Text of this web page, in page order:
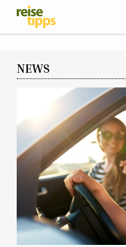
Skip to Content
NEWS